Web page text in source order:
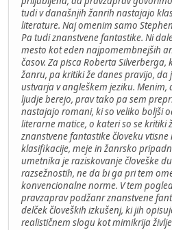
tudi v današnjih žanrih nastajajo
literature. Naj omenim samo
Pa tudi znanstvene fantastike. Ni
mesto kot eden najpomembnejših
časov. Za pisca Roberta Silverberga,
žanru, pa kritiki že danes pravijo, da
ustvarja v angleškem jeziku.
ljudje berejo, prav tako pa sem
nastajajo romani, ki so veliko boljši
literarne matice, o kateri so se kritiki
znanstvene fantastike človeku
klasifikacije, meje in žanrsko
umetnika je raziskovanje človeške
razsežnostih, ne da bi ga pri tem
konvencionalne norme. V tem
pravzaprav podžanr znanstvene
delček človeških izkušenj, ki jih
realističnem slogu kot mimikrija